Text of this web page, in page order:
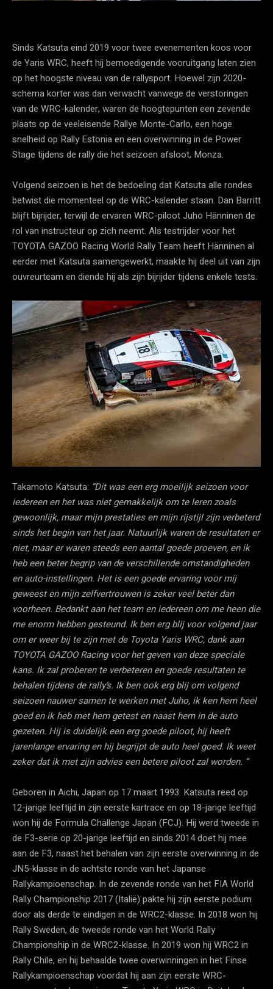
Sinds Katsuta eind 2019 voor twee evenementen koos voor
de Yaris WRC, heeft hij bemoedigende vooruitgang laten zien
op het hoogste niveau van de rallysport. Hoewel zijn 2020-
schema korter was dan verwacht vanwege de verstoringen
van de WRC-kalender, waren de hoogtepunten een zevende
plaats op de veeleisende Rallye Monte-Carlo, een hoge
snelheid op Rally Estonia en een overwinning in de Power
Stage tijdens de rally die het seizoen afsloot, Monza.
Volgend seizoen is het de bedoeling dat Katsuta alle rondes
betwist die momenteel op de WRC-kalender staan. Dan Barritt
blijft bijrijder, terwijl de ervaren WRC-piloot Juho Hänninen de
rol van instructeur op zich neemt. Als testrijder voor het
TOYOTA GAZOO Racing World Rally Team heeft Hänninen al
eerder met Katsuta samengewerkt, maakte hij deel uit van zijn
ouvreurteam en diende hij als zijn bijrijder tijdens enkele tests.
Takamoto Katsuta: “Dit was een erg moeilijk seizoen voor
iedereen en het was niet gemakkelijk om te leren zoals
gewoonlijk, maar mijn prestaties en mijn rijstijl zijn verbeterd
sinds het begin van het jaar. Natuurlijk waren de resultaten er
niet, maar er waren steeds een aantal goede proeven, en ik
heb een beter begrip van de verschillende omstandigheden
en auto-instellingen. Het is een goede ervaring voor mij
geweest en mijn zelfvertrouwen is zeker veel beter dan
voorheen. Bedankt aan het team en iedereen om me heen die
me enorm hebben gesteund. Ik ben erg blij voor volgend jaar
om er weer bij te zijn met de Toyota Yaris WRC, dank aan
TOYOTA GAZOO Racing voor het geven van deze speciale
kans. Ik zal proberen te verbeteren en goede resultaten te
behalen tijdens de rally’s. Ik ben ook erg blij om volgend
seizoen nauwer samen te werken met Juho, ik ken hem heel
goed en ik heb met hem getest en naast hem in de auto
gezeten. Hij is duidelijk een erg goede piloot, hij heeft
jarenlange ervaring en hij begrijpt de auto heel goed. Ik weet
zeker dat ik met zijn advies een betere piloot zal worden. “
Geboren in Aichi, Japan op 17 maart 1993. Katsuta reed op
12-jarige leeftijd in zijn eerste kartrace en op 18-jarige leeftijd
won hij de Formula Challenge Japan (FCJ). Hij werd tweede in
de F3-serie op 20-jarige leeftijd en sinds 2014 doet hij mee
aan de F3, naast het behalen van zijn eerste overwinning in de
JN5-klasse in de achtste ronde van het Japanse
Rallykampioenschap. In de zevende ronde van het FIA World
Rally Championship 2017 (Italië) pakte hij zijn eerste podium
door als derde te eindigen in de WRC2-klasse. In 2018 won hij
Rally Sweden, de tweede ronde van het World Rally
Championship in de WRC2-klasse. In 2019 won hij WRC2 in
Rally Chile, en hij behaalde twee overwinningen in het Finse
Rallykampioenschap voordat hij aan zijn eerste WRC-